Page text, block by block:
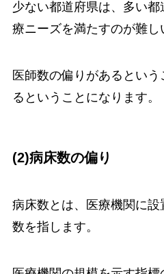
少ない都道府県は、多い
療ニーズを満たすのが難し
医師数の偏りがあるとい
るということになります。
(2)病床数の偏り
病床数とは、医療機関に
数を指します。